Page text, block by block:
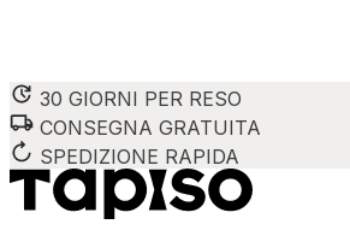
30 GIORNI PER RESO
CONSEGNA GRATUITA
SPEDIZIONE RAPIDA